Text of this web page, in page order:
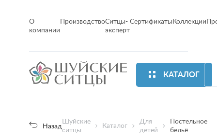
О
компании
ПроизводствоСитцы-
эксперт
СертификатыКоллекции
КАТАЛОГ
НазадШуйские
ситцы
Каталог
Для
детей
Постельное
бельё